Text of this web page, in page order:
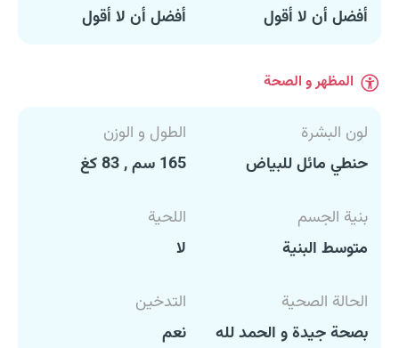
أفضل أن لا أقول
أفضل أن لا أقول
المظهر و الصحة
لون البشرة
حنطي مائل للبياض
الطول و الوزن
165 سم , 83 كغ
بنية الجسم
متوسط البنية
اللحية
لا
الحالة الصحية
بصحة جيدة و الحمد لله
التدخين
نعم